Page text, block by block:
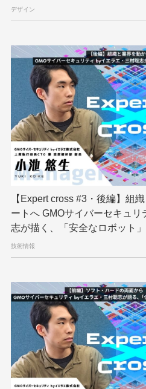
ゆめみらいワーク
京大ミートアップ 京都大学
人工知能 人工知能学会
国際標準化
宮崎オフィス 強化学習
技育プロジェクト 技術広報
拡張知能 新卒 新
映像クリエイター 暗号
機械学習 決済 生
研究開発 耐量子暗号
デザイン
【Expert cross #3・後編】組
ートへ GMOサイバーセキュ
志が描く、「安全なロボット
技術情報